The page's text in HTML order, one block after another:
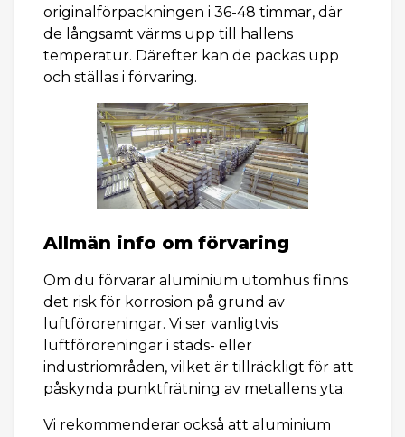
originalförpackningen i 36-48 timmar, där
de långsamt värms upp till hallens
temperatur. Därefter kan de packas upp
och ställas i förvaring.
Allmän info om förvaring
Om du förvarar aluminium utomhus finns
det risk för korrosion på grund av
luftföroreningar. Vi ser vanligtvis
luftföroreningar i stads- eller
industriområden, vilket är tillräckligt för att
påskynda punktfrätning av metallens yta.
Vi rekommenderar också att aluminium